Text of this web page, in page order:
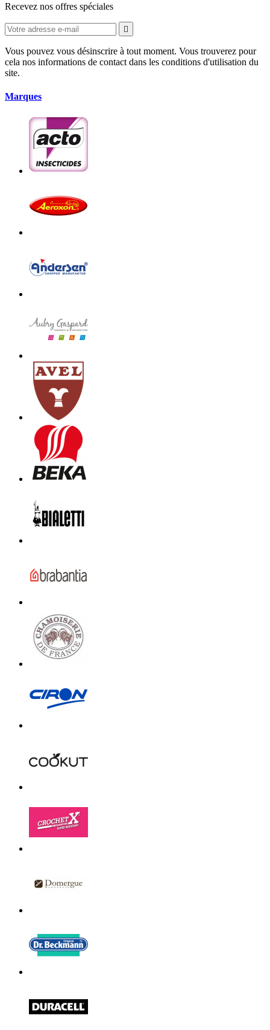
Recevez nos offres spéciales

Vous pouvez vous désinscrire à tout moment. Vous trouverez pour
cela nos informations de contact dans les conditions d'utilisation du
site.
Marques